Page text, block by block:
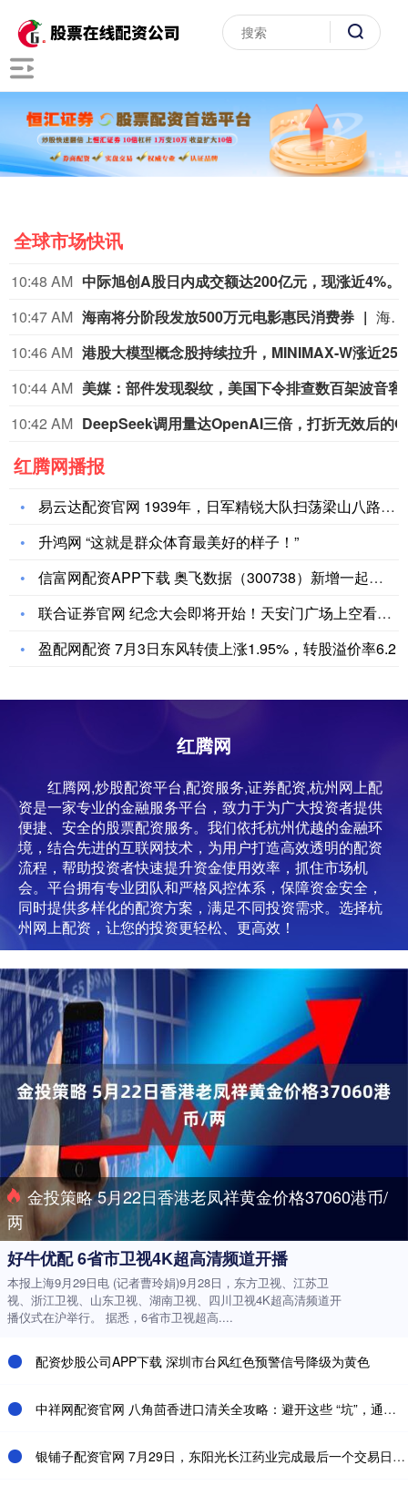
全球市场快讯
10:48 AM 中际旭创A股日内成交额达200亿元，现涨近4%。
10:47 AM 海南将分阶段发放500万元电影惠民消费券
海南“跟着电影去旅游”电影惠民促消费活动在今天正式启动。即日起，海南将分阶段发放500万元电影惠民消费券，覆盖上百家影院，市民和游客均可领取。本次电影消费券分两个阶段推进：第一阶段从8月7日至10月7日，覆盖暑期和国庆黄金周；第二阶段从11月1日至12月31日，覆盖第八届海南岛国际电影节展映活动。
10:46 AM
10:44 AM
10:42 AM
红腾网播报
易云达配资官网 1939年，日军精锐大队扫荡梁山八路军，11
升鸿网 “这就是群众体育最美好的样子！”
信富网配资APP下载 奥飞数据（300738）新增一起对外投
联合证券官网 纪念大会即将开始！天安门广场上空看现场
盈配网配资 7月3日东风转债上涨1.95%，转股溢价率6.2
红腾网
红腾网,炒股配资平台,配资服务,证券配资,杭州网上配
资是一家专业的金融服务平台，致力于为广大投资者提供
便捷、安全的股票配资服务。我们依托杭州优越的金融环
境，结合先进的互联网技术，为用户打造高效透明的配资
流程，帮助投资者快速提升资金使用效率，抓住市场机
会。平台拥有专业团队和严格风控体系，保障资金安全，
同时提供多样化的配资方案，满足不同投资需求。选择杭
州网上配资，让您的投资更轻松、更高效！
金投策略 5月22日香港老凤祥黄金价格37060港币/
两
好牛优配 6省市卫视4K超高清频道开播
本报上海9月29日电 (记者曹玲娟)9月28日，东方卫视、江苏卫
视、浙江卫视、山东卫视、湖南卫视、四川卫视4K超高清频道开
播仪式在沪举行。 据悉，6省市卫视超高....
配资炒股公司APP下载 深圳市台风红色预警信号降级为黄色
中祥网配资官网 八角茴香进口清关全攻略：避开这些 “坑”，通关快人一步！​_货物_香料_国家
银铺子配资官网 7月29日，东阳光长江药业完成最后一个交易日，正式启动港股市场首例“H股吸收合并私有化+介绍上市”的创新资本运作